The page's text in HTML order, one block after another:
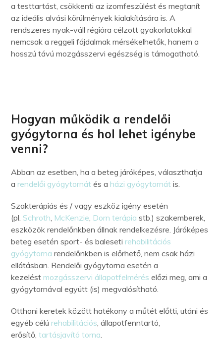
a testtartást, csökkenti az izomfeszülést és megtanít
az ideális alvási körülmények kialakítására is. A
rendszeres nyak-váll régióra célzott gyakorlatokkal
nemcsak a reggeli fájdalmak mérsékelhetők, hanem a
hosszú távú mozgásszervi egészség is támogatható.
Hogyan működik a rendelői
gyógytorna és hol lehet igénybe
venni?
Abban az esetben, ha a beteg járóképes, választhatja
arendelői gyógytornát és a házi gyógytornát is.
Szakterápiás és / vagy eszköz igény esetén
(pl. Schroth, McKenzie, Dorn terápia stb.) szakemberek,
eszközök rendelőnkben állnak rendelkezésre. Járóképes
beteg esetén sport- és balesetirehabilitációs
gyógytorna rendelőnkben is előrhető, nem csak házi
ellátásban. Rendelői gyógytorna esetén a
kezeléstmozgásszervi állapotfelmérés előzi meg, ami a
gyógytornával együtt (is) megvalósítható.
Otthoni keretek között hatékony a műtét előtti, utáni és
egyéb célúrehabilitációs, állapotfenntartó,
erősítő,tartásjavító torna.